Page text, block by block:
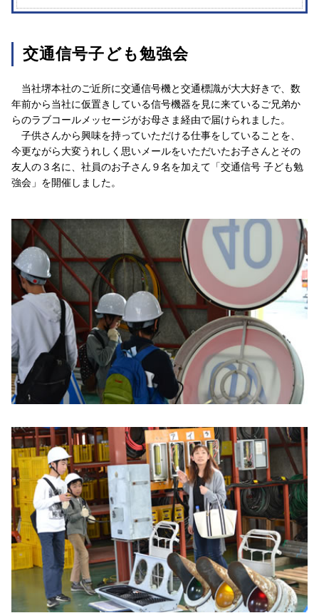
交通信号子ども勉強会
当社堺本社のご近所に交通信号機と交通標識が大大好きで、数
年前から当社に仮置きしている信号機器を見に来ているご兄弟か
らのラブコールメッセージがお母さま経由で届けられました。
子供さんから興味を持っていただける仕事をしていることを、
今更ながら大変うれしく思いメールをいただいたお子さんとその
友人の３名に、社員のお子さん９名を加えて「交通信号 子ども勉
強会」を開催しました。